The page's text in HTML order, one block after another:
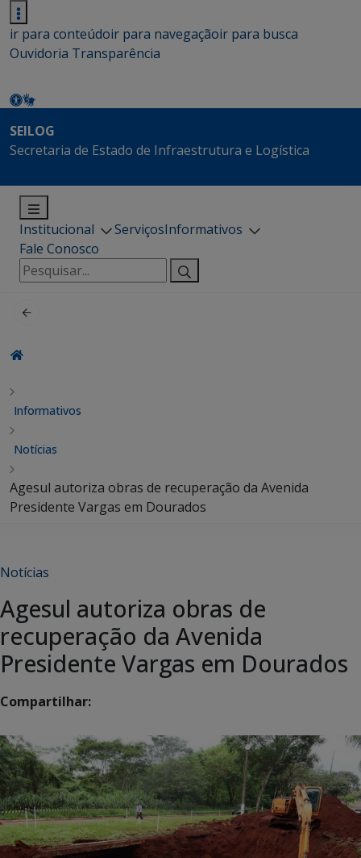
ir para conteúdoir para navegaçãoir para busca
Ouvidoria Transparência
SEILOG
Secretaria de Estado de Infraestrutura e Logística
Institucional ServiçosInformativos
Fale Conosco
Pesquisar
por:
Informativos
Notícias
Agesul autoriza obras de recuperação da Avenida
Presidente Vargas em Dourados
Notícias
Agesul autoriza obras de
recuperação da Avenida
Presidente Vargas em Dourados
Compartilhar: